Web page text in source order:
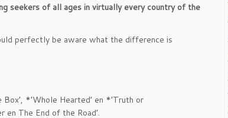
seekers of all ages in virtually every country of the
perfectly be aware what the difference is
*’Whole Hearted’ en *’Truth or
en The End of the Road’.